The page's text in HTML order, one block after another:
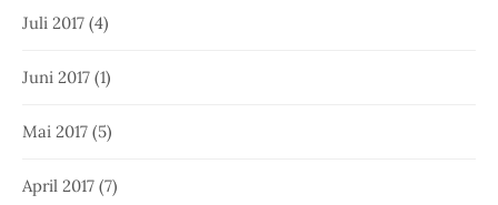
Juli 2017 (4)
Juni 2017 (1)
Mai 2017 (5)
April 2017 (7)